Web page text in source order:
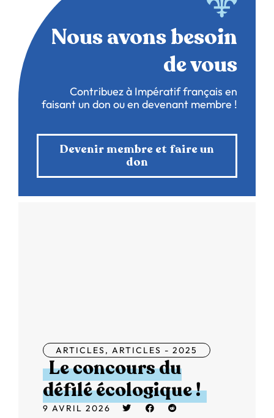
Nous avons besoin
de vous
Contribuez à Impératif français en
faisant un don ou en devenant membre !
Devenir membre et faire un
don
ARTICLES, ARTICLES - 2025
Le concours du
défilé écologique !
9 AVRIL 2026